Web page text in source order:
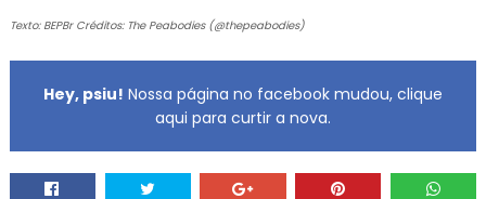
Texto: BEPBr Créditos: The Peabodies (@thepeabodies)
Hey, psiu! Nossa página no facebook mudou, clique
aqui para curtir a nova.